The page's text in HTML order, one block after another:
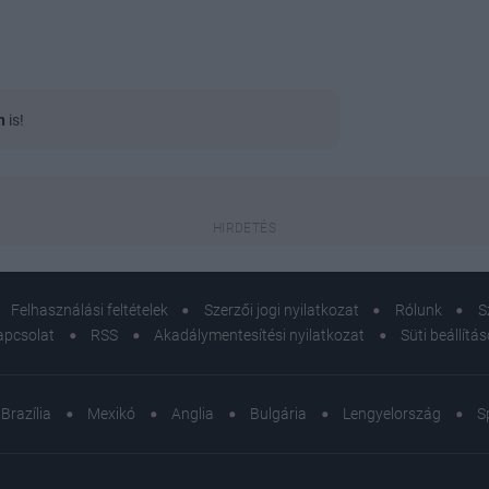
is!
Felhasználási feltételek Szerzői jogi nyilatkozat Rólunk
RSS Akadálymentesítési nyilatkozat Süti
Brazília Mexikó Anglia Bulgária Lengyelország